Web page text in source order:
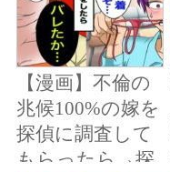
ーフェクトゲー
ム、魅せプレイ
あり、ガノン、
Smash Bros.SP
【漫画】不倫の
兆候100%の嫁を
探偵に調査して
もらったら→探